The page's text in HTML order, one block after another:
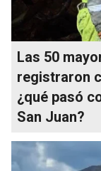
Las 50
registraron
¿qué pasó
San Juan?